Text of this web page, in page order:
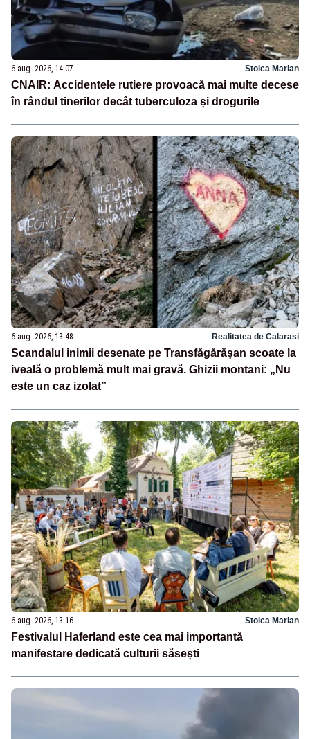
6 aug. 2026, 14:07 Stoica Marian
CNAIR: Accidentele rutiere provoacă mai multe decese
în rândul tinerilor decât tuberculoza și drogurile
6 aug. 2026, 13:48 Realitatea de Calarasi
Scandalul inimii desenate pe Transfăgărășan scoate la
iveală o problemă mult mai gravă. Ghizii montani: „Nu
este un caz izolat”
6 aug. 2026, 13:16 Stoica Marian
Festivalul Haferland este cea mai importantă
manifestare dedicată culturii săsești